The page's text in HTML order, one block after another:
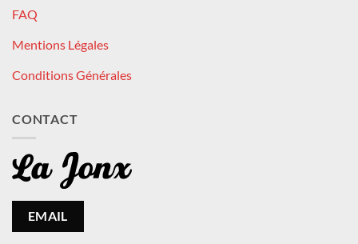
FAQ
Mentions Légales
Conditions Générales
CONTACT
EMAIL